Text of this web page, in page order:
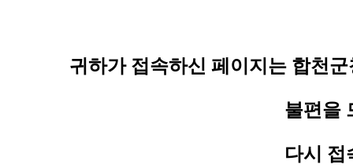
귀하가 접속하신 페이지는 합천
불편을
다시 접